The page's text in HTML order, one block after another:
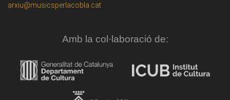
arxiu@musicsperlacobla.cat
Amb la col·laboració de: